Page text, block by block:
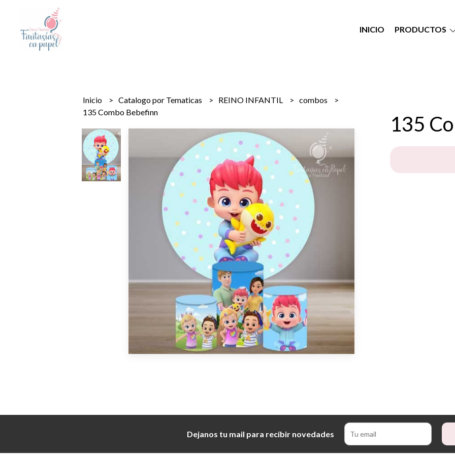
INICIO PRODUCTOS
Inicio Catalogo por Tematicas REINO INFANTIL
combos
135 Combo Bebefinn
135
Dejanos tu mail para recibir novedades